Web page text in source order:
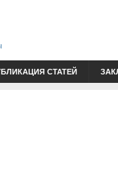
СТАТЕЙ